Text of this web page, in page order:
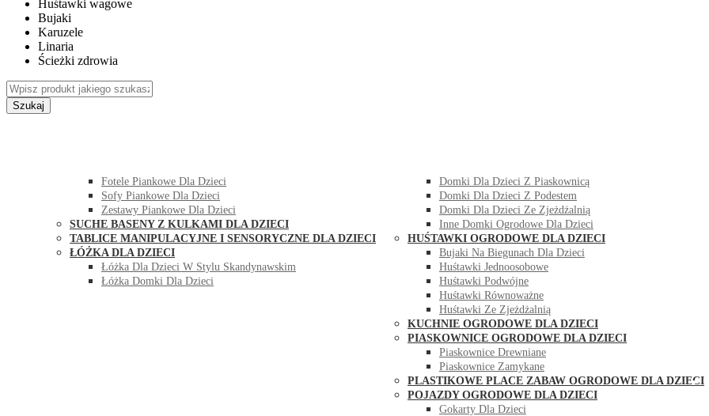
Huśtawki wagowe
Bujaki
Karuzele
Linaria
Ścieżki zdrowia
Szukaj
Fotele Piankowe Dla Dzieci
Sofy Piankowe Dla Dzieci
Zestawy Piankowe Dla Dzieci
SUCHE BASENY Z KULKAMI DLA DZIECI
TABLICE MANIPULACYJNE I SENSORYCZNE DLA DZIECI
ŁÓŻKA DLA DZIECI
Łóżka Dla Dzieci W Stylu Skandynawskim
Łóżka Domki Dla Dzieci
Domki Dla Dzieci Z Piaskownicą
Domki Dla Dzieci Z Podestem
Domki Dla Dzieci Ze Zjeżdżalnią
Inne Domki Ogrodowe Dla Dzieci
HUŚTAWKI OGRODOWE DLA DZIECI
Bujaki Na Biegunach Dla Dzieci
Huśtawki Jednoosobowe
Huśtawki Podwójne
Huśtawki Równoważne
Huśtawki Ze Zjeżdżalnią
KUCHNIE OGRODOWE DLA DZIECI
PIASKOWNICE OGRODOWE DLA DZIECI
Piaskownice Drewniane
Piaskownice Zamykane
PLASTIKOWE PLACE ZABAW OGRODOWE DLA DZIECI
POJAZDY OGRODOWE DLA DZIECI
Gokarty Dla Dzieci